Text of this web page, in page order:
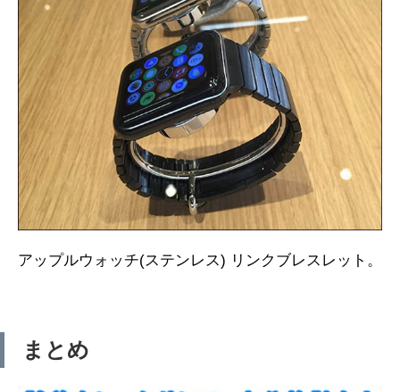
アップルウォッチ(ステンレス) リンクブレスレット。
まとめ